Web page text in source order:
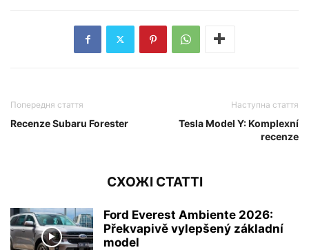
Попередня стаття
Recenze Subaru Forester
Наступна стаття
Tesla Model Y: Komplexní
recenze
СХОЖІ СТАТТІ
Ford Everest Ambiente 2026:
Překvapivě vylepšený základní
model